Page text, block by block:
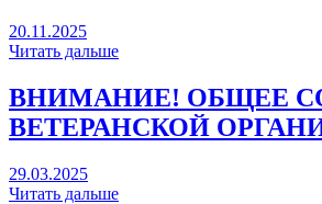
20.11.2025
Читать дальше
ВНИМАНИЕ! ОБЩЕЕ
ВЕТЕРАНСКОЙ
29.03.2025
Читать дальше